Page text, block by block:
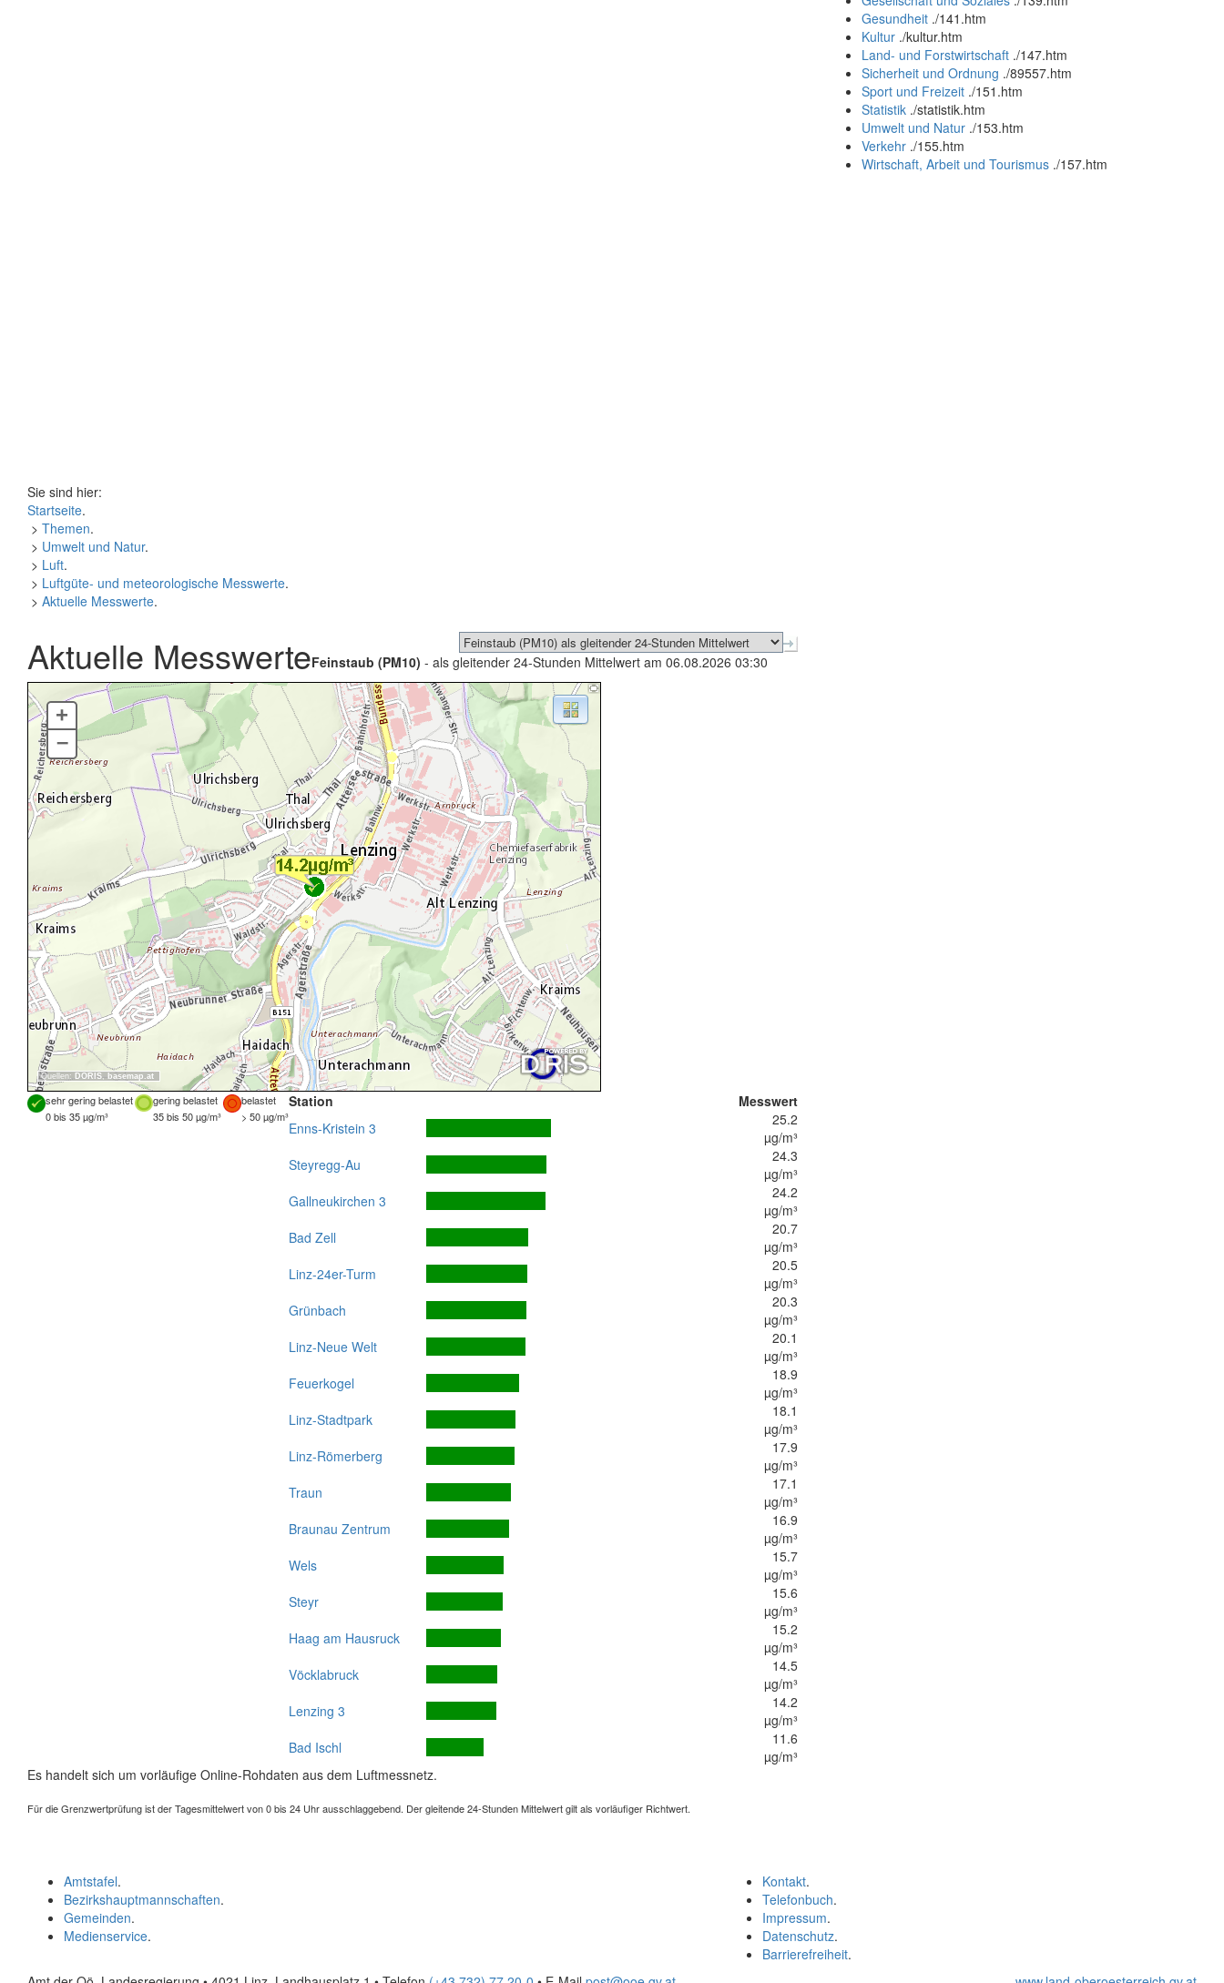
Gesundheit ./141.htm
Kultur ./kultur.htm
Land- und Forstwirtschaft ./147.htm
Sicherheit und Ordnung ./89557.htm
Sport und Freizeit ./151.htm
Statistik ./statistik.htm
Umwelt und Natur ./153.htm
Verkehr ./155.htm
Wirtschaft, Arbeit und Tourismus ./157.htm
Sie sind hier:
Startseite.
> Themen.
> Umwelt und Natur.
> Luft.
> Luftgüte- und meteorologische Messwerte.
> Aktuelle Messwerte.
Aktuelle MesswerteFeinstaub (PM10) - als gleitender 24-Stunden Mittelwert am 06.08.2026 03:30
Quellen: DORIS, basemap.at
+
–
sehr gering belastet gering belastet
belastet
0 bis 35 µg/m³
35 bis 50 µg/m³ > 50 µg/m³
Station
Messwert
Enns-Kristein 3
25.2
µg/m³
Steyregg-Au
24.3
µg/m³
Gallneukirchen 3
24.2
µg/m³
Bad Zell
20.7
µg/m³
Linz-24er-Turm
20.5
µg/m³
Grünbach
20.3
µg/m³
Linz-Neue Welt
20.1
µg/m³
Feuerkogel
18.9
µg/m³
Linz-Stadtpark
18.1
µg/m³
Linz-Römerberg
17.9
µg/m³
Traun
17.1
µg/m³
Braunau Zentrum
16.9
µg/m³
Wels
15.7
µg/m³
Steyr
15.6
µg/m³
Haag am Hausruck
15.2
µg/m³
Vöcklabruck
14.5
µg/m³
Lenzing 3
14.2
µg/m³
Bad Ischl
11.6
µg/m³
Es handelt sich um vorläufige Online-Rohdaten aus dem Luftmessnetz.
Für die Grenzwertprüfung ist der Tagesmittelwert von 0 bis 24 Uhr ausschlaggebend. Der gleitende 24-Stunden Mittelwert gilt als vorläufiger Richtwert.
Kontakt.
Telefonbuch.
Impressum.
Datenschutz.
Barrierefreiheit.
Amtstafel.
Bezirkshauptmannschaften.
Gemeinden.
Medienservice.